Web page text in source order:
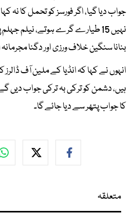
جواب دیا گیا، اگر فورسز کو تحمل کا نہ
نہیں 15 طیارے گرے ہوتے، نیلم
بنانا سنگین خلاف ورزی اور دگنا
انہوں نے کہا کہ انڈیا کے ملین آف
ہیں، دشمن کو ترکی بہ ترکی جواب دیں
کا جواب پتھر سے دیا جائے گا۔
متعلقہ